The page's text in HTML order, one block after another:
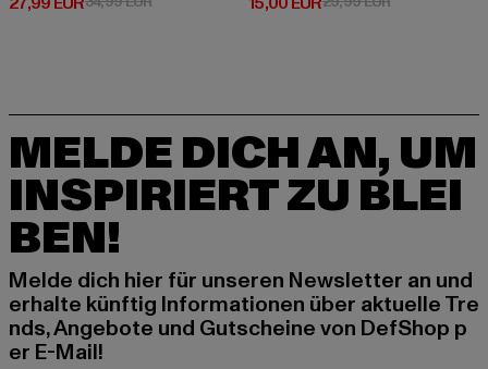
MELDE DICH AN, UM
INSPIRIERT ZU BLEI
BEN!
Melde dich hier für unseren Newsletter an und
erhalte künftig Informationen über aktuelle Tre
nds, Angebote und Gutscheine von DefShop p
er E-Mail!